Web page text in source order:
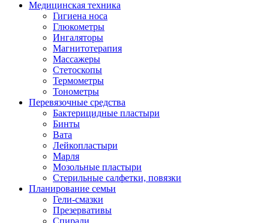
Медицинская техника
Гигиена носа
Глюкометры
Ингаляторы
Магнитотерапия
Массажеры
Стетоскопы
Термометры
Тонометры
Перевязочные средства
Бактерицидные пластыри
Бинты
Вата
Лейкопластыри
Марля
Мозольные пластыри
Стерильные салфетки, повязки
Планирование семьи
Гели-смазки
Презервативы
Спирали